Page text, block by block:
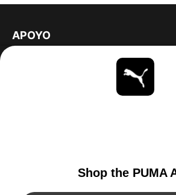
APOYO